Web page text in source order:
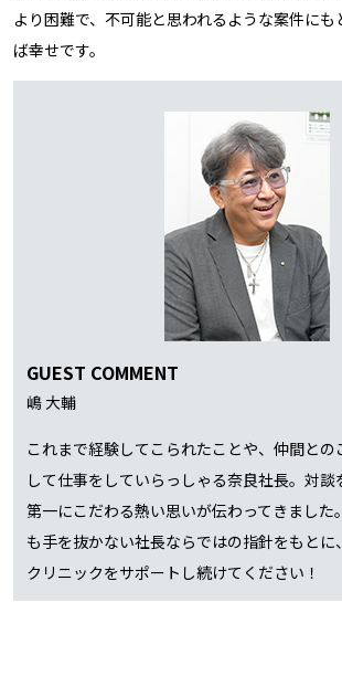
より困難で、不可能と思われるような案件に
ば幸せです。
GUEST COMMENT
嶋 大輔
これまで経験してこられたことや、仲間との
して仕事をしていらっしゃる奈良社長。対談
第一にこだわる熱い思いが伝わってきました
も手を抜かない社長ならではの指針をもとに
クリニックをサポートし続けてください！